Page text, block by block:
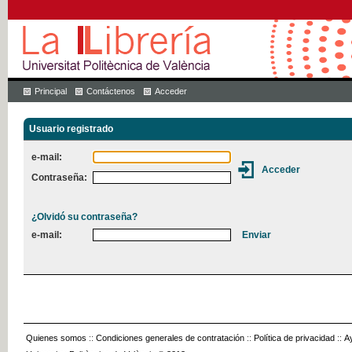
Principal Contáctenos Acceder
Usuario registrado
e-mail:
Contraseña:
¿Olvidó su contraseña?
e-mail:
Quienes somos :: Condiciones generales de contratación :: Política de privacidad ::